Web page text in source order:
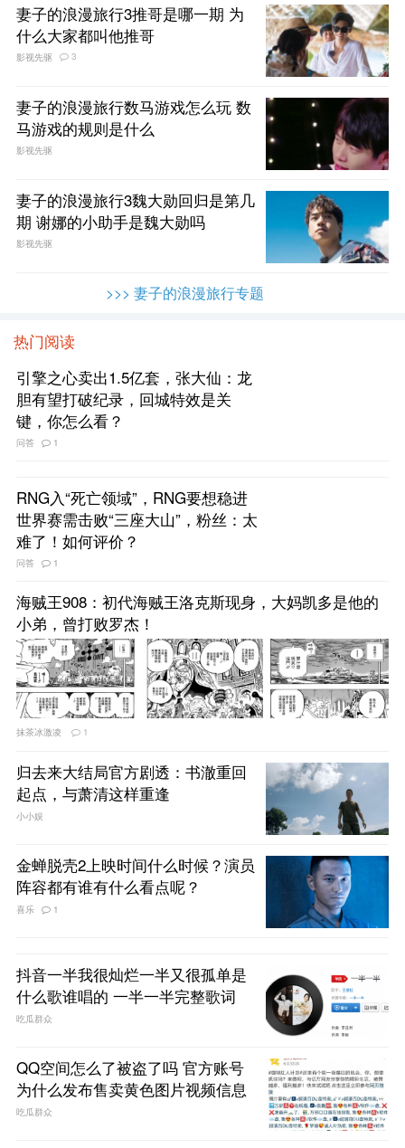
妻子的浪漫旅行3推哥是哪一期 为
什么大家都叫他推哥
影视先驱 3
妻子的浪漫旅行数马游戏怎么玩 数
马游戏的规则是什么
影视先驱
妻子的浪漫旅行3魏大勋回归是第几
期 谢娜的小助手是魏大勋吗
影视先驱
>>> 妻子的浪漫旅行专题
热门阅读
引擎之心卖出1.5亿套，张大仙：龙
胆有望打破纪录，回城特效是关
键，你怎么看？
问答 1
RNG入“死亡领域”，RNG要想稳进
世界赛需击败“三座大山”，粉丝：太
难了！如何评价？
问答 1
海贼王908：初代海贼王洛克斯现身，大妈凯多是他的
小弟，曾打败罗杰！
抹茶冰激凌 1
归去来大结局官方剧透：书澈重回
起点，与萧清这样重逢
小小娱
金蝉脱壳2上映时间什么时候？演员
阵容都有谁有什么看点呢？
喜乐 1
抖音一半我很灿烂一半又很孤单是
什么歌谁唱的 一半一半完整歌词
吃瓜群众
QQ空间怎么了被盗了吗 官方账号
为什么发布售卖黄色图片视频信息
吃瓜群众